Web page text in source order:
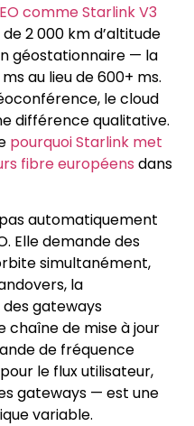
comme Starlink V3
2 000 km d’altitude
géostationnaire — la
au lieu de 600+ ms.
le cloud
différence qualitative.
pourquoi Starlink met
fibre européens dans
automatiquement
Elle demande des
simultanément,
la
gateways
de mise à jour
de fréquence
le flux utilisateur,
gateways — est une
variable.